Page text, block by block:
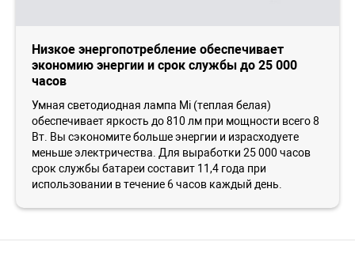
Низкое энергопотребление обеспечивает
экономию энергии и срок службы до 25 000
часов
Умная светодиодная лампа Mi (теплая белая)
обеспечивает яркость до 810 лм при мощности всего 8
Вт. Вы сэкономите больше энергии и израсходуете
меньше электричества. Для выработки 25 000 часов
срок службы батареи составит 11,4 года при
использовании в течение 6 часов каждый день.